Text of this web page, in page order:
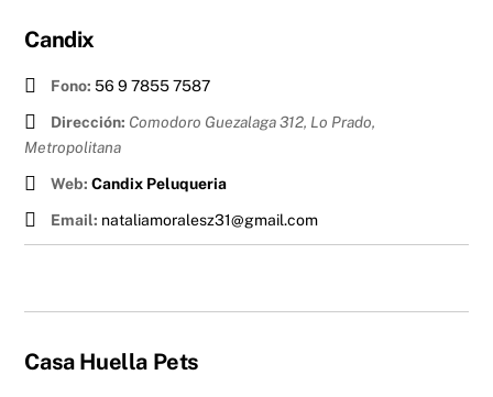
Candix
Fono: 56 9 7855 7587
Dirección: Comodoro Guezalaga 312, Lo Prado,
Metropolitana
Web: Candix Peluqueria
Email: nataliamoralesz31@gmail.com
Casa Huella Pets